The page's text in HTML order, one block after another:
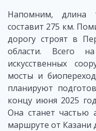
Напомним, длина
составит 275 км.
дорогу строят в
области. Всего
искусственных
мосты и
планируют
концу июня 2025
Она станет частью
маршруте от Казани